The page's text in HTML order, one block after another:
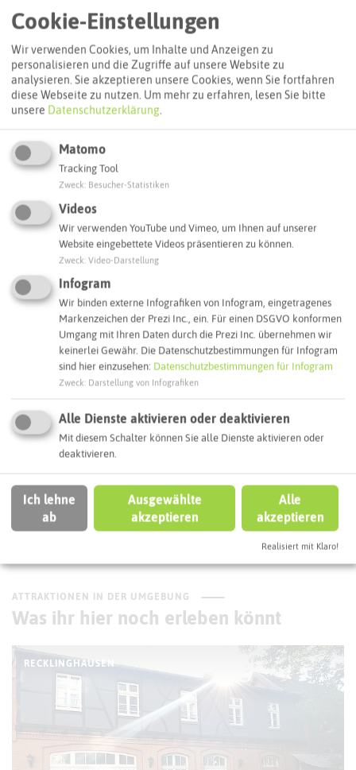
Adresse:
Die Brücke
Willy-Brandt-Park 1
45657 Recklinghausen
Webseite
Interaktive Karte
Routenplanung zum Ziel:
ATTRAKTIONEN IN DER UMGEBUNG
Was ihr hier noch erleben könnt
RECKLINGHAUSEN
Cookie-Einstellungen
Wir verwenden Cookies, um Inhalte und Anzeigen zu
personalisieren und die Zugriffe auf unsere Website zu
analysieren. Sie akzeptieren unsere Cookies, wenn Sie fortfahren
diese Webseite zu nutzen. Um mehr zu erfahren, lesen Sie bitte
unsere Datenschutzerklärung.
Matomo
Tracking Tool
Zweck Besucher-Statistiken
Videos
Wir verwenden YouTube und Vimeo, um Ihnen auf unserer
Website eingebettete Videos präsentieren zu können.
Zweck Video-Darstellung
Infogram
Wir binden externe Infografiken von Infogram, eingetragenes
Markenzeichen der Prezi Inc., ein. Für einen DSGVO konformen
Umgang mit Ihren Daten durch die Prezi Inc. übernehmen wir
keinerlei Gewähr. Die Datenschutzbestimmungen für Infogram
sind hier einzusehen: Datenschutzbestimmungen für Infogram
Zweck Darstellung von Infografiken
Alle Dienste aktivieren oder deaktivieren
Mit diesem Schalter können Sie alle Dienste aktivieren oder
deaktivieren.
Ich lehne
ab
Ausgewählte
akzeptieren
Alle
akzeptieren
Realisiert mit Klaro!